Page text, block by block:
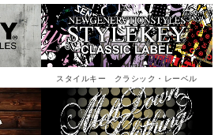
スタイルキー クラシック・レーベル